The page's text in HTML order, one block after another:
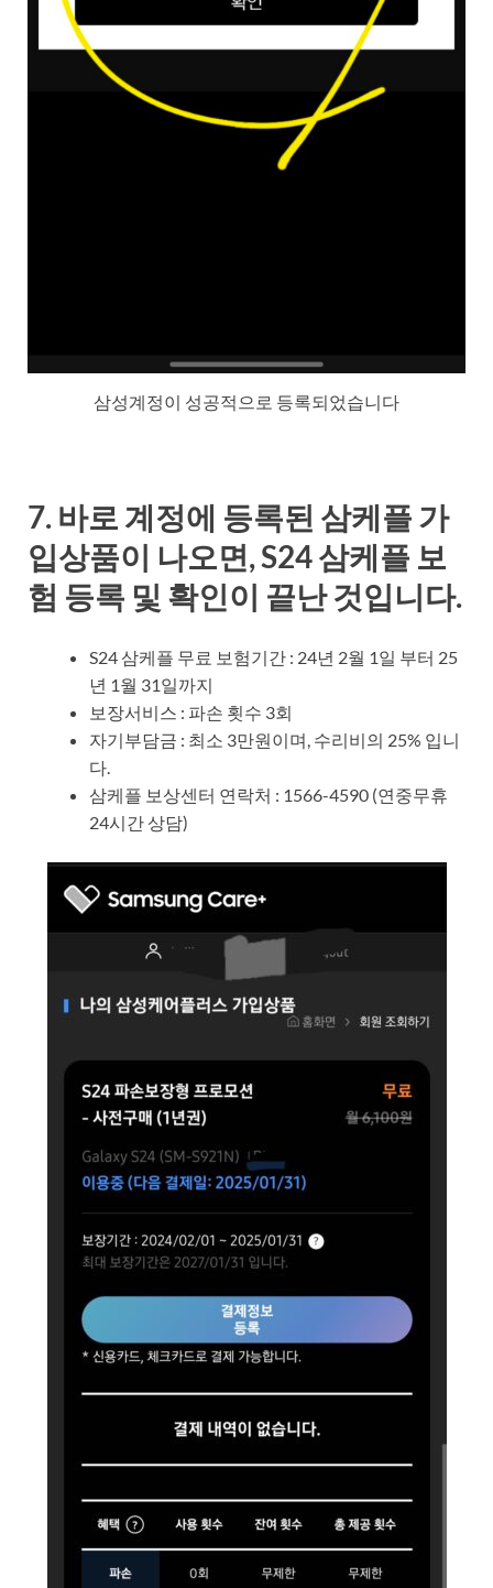
삼성계정이 성공적으로 등록되었습니다
7. 바로 계정에 등록된 삼케플 가
입상품이 나오면, S24 삼케플 보
험 등록 및 확인이 끝난 것입니다.
S24 삼케플 무료 보험기간 : 24년 2월 1일 부터 25
년 1월 31일까지
보장서비스 : 파손 횟수 3회
자기부담금 : 최소 3만원이며, 수리비의 25% 입니
다.
삼케플 보상센터 연락처 : 1566-4590 (연중무휴
24시간 상담)